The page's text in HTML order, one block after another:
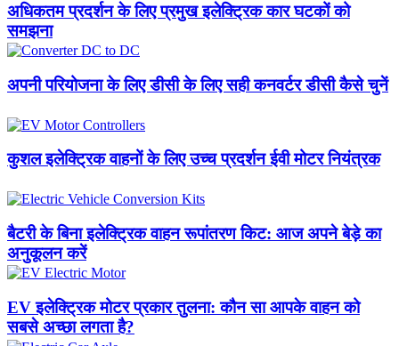
अधिकतम प्रदर्शन के लिए प्रमुख इलेक्ट्रिक कार घटकों को
समझना
अपनी परियोजना के लिए डीसी के लिए सही कनवर्टर डीसी कैसे चुनें
कुशल इलेक्ट्रिक वाहनों के लिए उच्च प्रदर्शन ईवी मोटर नियंत्रक
बैटरी के बिना इलेक्ट्रिक वाहन रूपांतरण किट: आज अपने बेड़े का
अनुकूलन करें
EV इलेक्ट्रिक मोटर प्रकार तुलना: कौन सा आपके वाहन को
सबसे अच्छा लगता है?